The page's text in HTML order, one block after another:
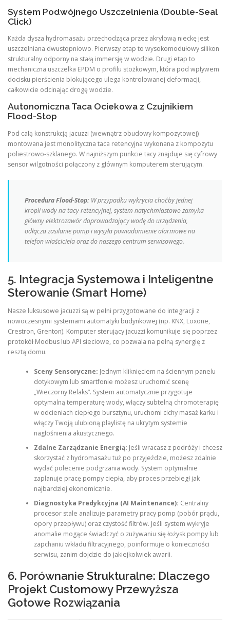
System Podwójnego Uszczelnienia (Double-Seal
Click)
Każda dysza hydromasażu przechodząca przez akrylową nieckę jest
uszczelniana dwustopniowo. Pierwszy etap to wysokomodułowy silikon
strukturalny odporny na stałą immersję w wodzie. Drugi etap to
mechaniczna uszczelka EPDM o profilu stożkowym, która pod wpływem
docisku pierścienia blokującego ulega kontrolowanej deformacji,
całkowicie odcinając drogę wodzie.
Autonomiczna Taca Ociekowa z Czujnikiem
Flood-Stop
Pod całą konstrukcją jacuzzi (wewnątrz obudowy kompozytowej)
montowana jest monolityczna taca retencyjna wykonana z kompozytu
poliestrowo-szklanego. W najniższym punkcie tacy znajduje się cyfrowy
sensor wilgotności połączony z głównym komputerem sterującym.
Procedura Flood-Stop: W przypadku wykrycia choćby jednej
kropli wody na tacy retencyjnej, system natychmiastowo zamyka
główny elektrozawór doprowadzający wodę do urządzenia,
odłącza zasilanie pomp i wysyła powiadomienie alarmowe na
telefon właściciela oraz do naszego centrum serwisowego.
5. Integracja Systemowa i Inteligentne
Sterowanie (Smart Home)
Nasze luksusowe jacuzzi są w pełni przygotowane do integracji z
nowoczesnymi systemami automatyki budynkowej (np. KNX, Loxone,
Crestron, Grenton). Komputer sterujący jacuzzi komunikuje się poprzez
protokół Modbus lub API sieciowe, co pozwala na pełną synergię z
resztą domu.
Sceny Sensoryczne: Jednym kliknięciem na ściennym panelu
dotykowym lub smartfonie możesz uruchomić scenę
„Wieczorny Relaks”. System automatycznie przygotuje
optymalną temperaturę wody, włączy subtelną chromoterapię
w odcieniach ciepłego bursztynu, uruchomi cichy masaż karku i
włączy Twoją ulubioną playlistę na ukrytym systemie
nagłośnienia akustycznego.
Zdalne Zarządzanie Energią: Jeśli wracasz z podróży i chcesz
skorzystać z hydromasażu tuż po przyjeździe, możesz zdalnie
wydać polecenie podgrzania wody. System optymalnie
zaplanuje pracę pompy ciepła, aby proces przebiegł jak
najbardziej ekonomicznie.
Diagnostyka Predykcyjna (AI Maintenance): Centralny
procesor stale analizuje parametry pracy pomp (pobór prądu,
opory przepływu) oraz czystość filtrów. Jeśli system wykryje
anomalie mogące świadczyć o zużywaniu się łożysk pompy lub
zapchaniu wkładu filtracyjnego, poinformuje o konieczności
serwisu, zanim dojdzie do jakiejkolwiek awarii.
6. Porównanie Strukturalne: Dlaczego
Projekt Customowy Przewyższa
Gotowe Rozwiązania